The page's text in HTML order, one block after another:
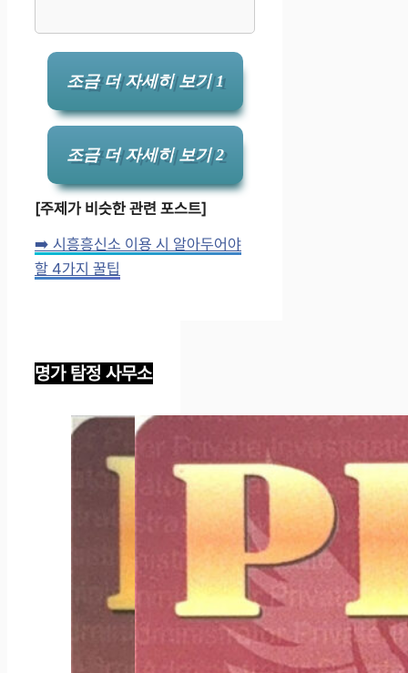
조금 더 자세히 보기 1
조금 더 자세히 보기 2
[주제가 비슷한 관련 포스트]
➡️ 시흥흥신소 이용 시 알아두어야
할 4가지 꿀팁
명가 탐정 사무소